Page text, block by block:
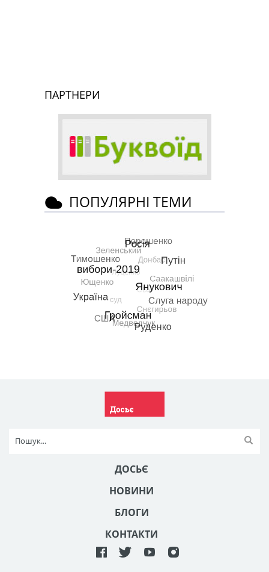
ПАРТНЕРИ
ПОПУЛЯРНІ ТЕМИ
ДОСЬЄ
НОВИНИ
БЛОГИ
КОНТАКТИ